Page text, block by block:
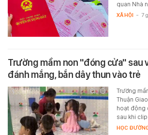
quan Nhà
XÃ HỘI - 7
Trường mầm non "đóng cửa" sau
đánh mắng, bắn dây thun vào trẻ
Trường
Thuận
hoạt động
sau khi
HỌC